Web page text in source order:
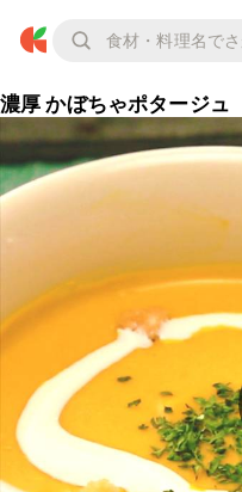
濃厚 かぼちゃポタージュ